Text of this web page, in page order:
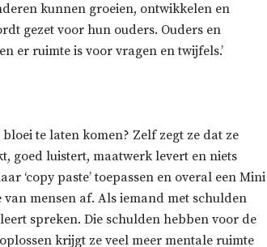
kunnen groeien, ontwikkelen en
gezet voor hun ouders. Ouders en
er ruimte is voor vragen en twijfels.’
te laten komen? Zelf zegt ze dat ze
goed luistert, maatwerk levert en niets
‘copy paste’ toepassen en overal een Mini
mensen af. Als iemand met schulden
spreken. Die schulden hebben voor de
krijgt ze veel meer mentale ruimte